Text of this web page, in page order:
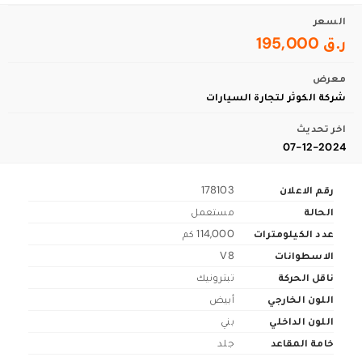
السعر
ر.ق 195,000
معرض
شركة الكوثر لتجارة السيارات
اخر تحديث
07-12-2024
رقم الاعلان
178103
الحالة
مستعمل
عدد الكيلومترات
114,000 كم
الاسطوانات
V8
ناقل الحركة
تبترونيك
اللون الخارجي
أبيض
اللون الداخلي
بني
خامة المقاعد
جلد